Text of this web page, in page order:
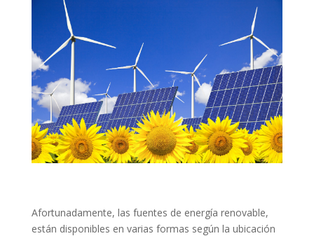
Afortunadamente, las fuentes de energía renovable,
están disponibles en varias formas según la ubicación